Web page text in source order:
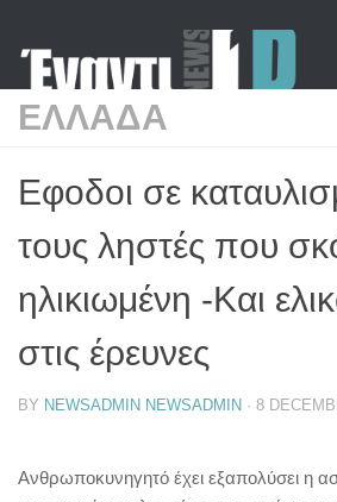
ΕΛΛΑΔΑ
Εφοδοι σε
τους ληστές που
ηλικιωμένη -Και
στις έρευνες
BY NEWSADMIN NEWSADMIN · 8
Ανθρωποκυνηγητό έχει εξαπολύσει η